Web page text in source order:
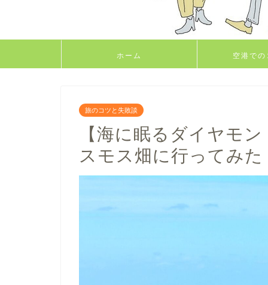
ホーム 空港で
旅のコツと失敗談
【海に眠るダイヤモ
スモス畑に行ってみた